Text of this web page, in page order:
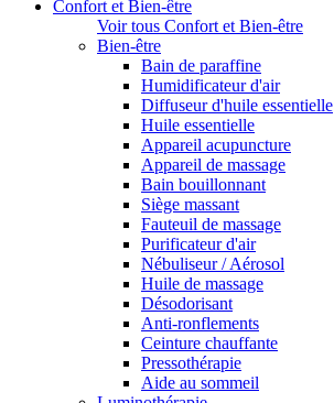
Confort et Bien-être
Voir tous Confort et Bien-être
Bien-être
Bain de paraffine
Humidificateur d'air
Diffuseur d'huile essentielle
Huile essentielle
Appareil acupuncture
Appareil de massage
Bain bouillonnant
Siège massant
Fauteuil de massage
Purificateur d'air
Nébuliseur / Aérosol
Huile de massage
Désodorisant
Anti-ronflements
Ceinture chauffante
Pressothérapie
Aide au sommeil